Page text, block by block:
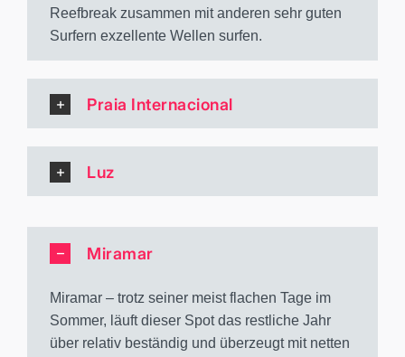
Reefbreak zusammen mit anderen sehr guten
Surfern exzellente Wellen surfen.
Praia Internacional
Luz
Miramar
Miramar – trotz seiner meist flachen Tage im
Sommer, läuft dieser Spot das restliche Jahr
über relativ beständig und überzeugt mit netten